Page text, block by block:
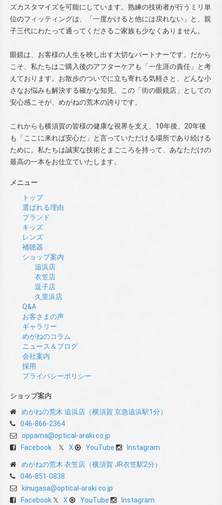
ズカスタマイズを可能にしています。熟練の技術者が行うミリ単
位のフィッティングは、「一度かけると他には戻れない」と、親
子三代にわたって通ってくださるご家族も少なくありません。
眼鏡は、お客様の人生を映し出す大切なパートナーです。だから
こそ、私たちはご購入後のアフターケアも「一生涯の責任」と考
えております。お散歩のついでに立ち寄れる気軽さと、どんな小
さなお悩みも解決する確かな知見。この「街の眼鏡店」としての
安心感こそが、めがねの荒木の誇りです。
これからも横須賀の皆様の健康な視界を支え、10年後、20年後
も「ここに来れば安心だ」と言っていただける場所であり続ける
ために。私たちは誠実な技術とまごころを持って、あなただけの
最高の一本をお仕立ていたします。
メニュー
トップ
選ばれる理由
ブランド
キッズ
レンズ
補聴器
ショップ案内
追浜店
衣笠店
逗子店
久里浜店
Q&A
お客さまの声
ギャラリー
めがねのコラム
ニュース＆ブログ
会社案内
採用
プライバシーポリシー
ショップ案内
めがねの荒木 追浜店（横須賀 京急追浜駅1分）
046-866-2364
oppama@optical-araki.co.jp
Facebook
X YouTube Instagram
めがねの荒木 衣笠店（横須賀 JR衣笠駅2分）
046-851-0838
kinugasa@optical-araki.co.jp
Facebook
X YouTube Instagram